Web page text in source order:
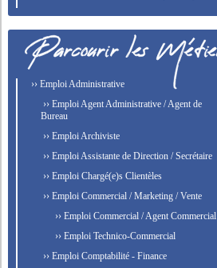
›› Emploi Administrative
›› Emploi Agent Administrative / Agent de
Bureau
›› Emploi Archiviste
›› Emploi Assistante de Direction / Secrétaire
›› Emploi Chargé(e)s Clientèles
›› Emploi Commercial / Marketing / Vente
›› Emploi Commercial / Agent Commercial
›› Emploi Technico-Commercial
›› Emploi Comptabilité - Finance